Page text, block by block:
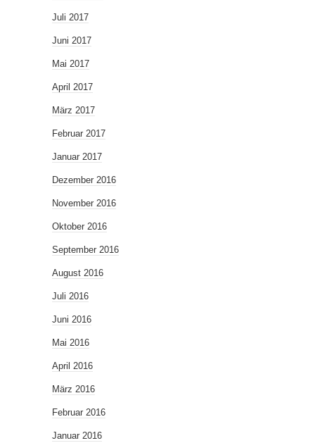
Juli 2017
Juni 2017
Mai 2017
April 2017
März 2017
Februar 2017
Januar 2017
Dezember 2016
November 2016
Oktober 2016
September 2016
August 2016
Juli 2016
Juni 2016
Mai 2016
April 2016
März 2016
Februar 2016
Januar 2016